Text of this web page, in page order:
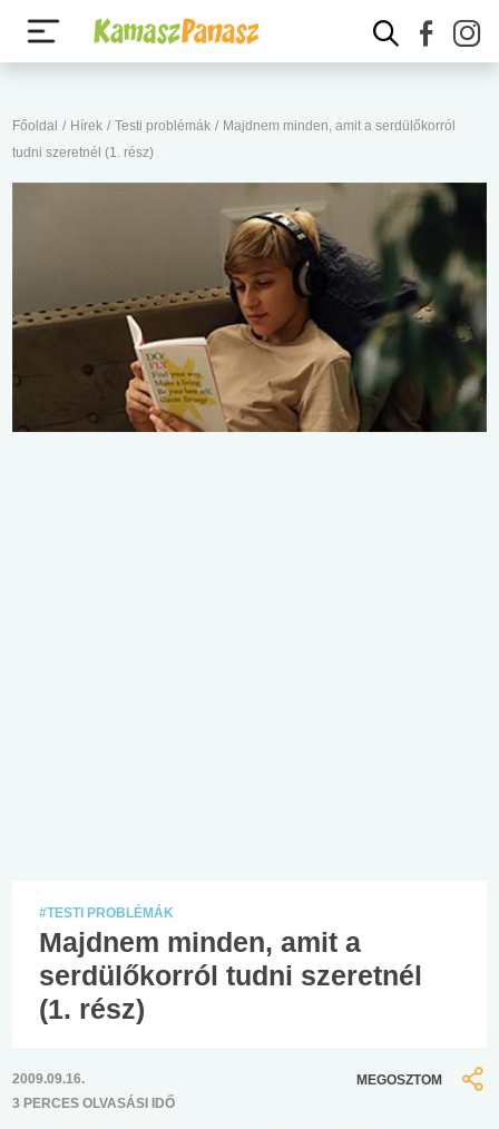
Főoldal / Hírek / Testi problémák / Majdnem minden, amit a serdülőkorról
tudni szeretnél (1. rész)
#TESTI PROBLÉMÁK
Majdnem minden, amit a
serdülőkorról tudni szeretnél
(1. rész)
2009.09.16.
3 PERCES OLVASÁSI IDŐ
MEGOSZTOM